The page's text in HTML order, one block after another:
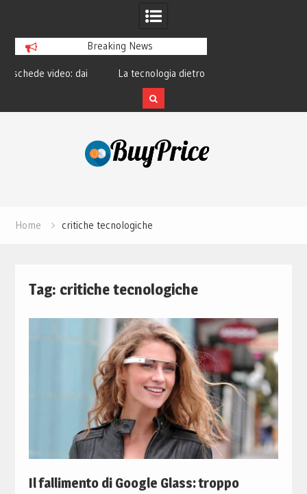
Breaking News
La tecnologia dietro le lenti a contatto
smart e il futuro visivo
Home critiche tecnologiche
Tag: critiche tecnologiche
Il fallimento di Google Glass: troppo